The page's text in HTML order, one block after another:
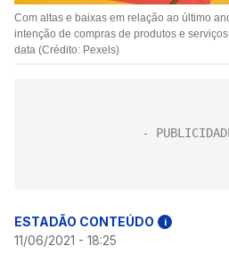
Com altas e baixas em relação ao último
intenção de compras de produtos e
data (Crédito: Pexels)
ESTADÃO CONTEÚDO i
11/06/2021 - 18:25